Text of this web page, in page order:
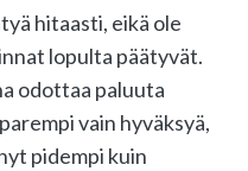
hitaasti, eikä ole
lopulta päätyvät.
odottaa paluuta
vain hyväksyä,
pidempi kuin